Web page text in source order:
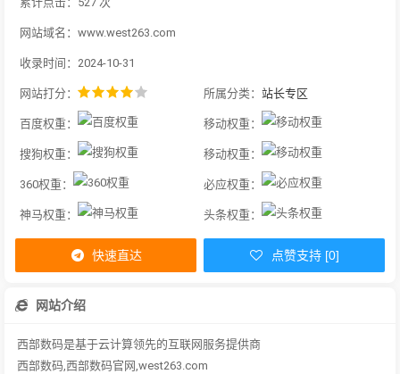
网站域名：www.west263.com
收录时间：2024-10-31
网站打分： 所属分类： 站长专区
百度权重： 移动权重：
搜狗权重： 移动权重：
360权重： 必应权重：
神马权重： 头条权重：
快速直达 点赞支持 [0]
网站介绍
西部数码是基于云计算领先的互联网服务提供商
西部数码,西部数码官网,west263.com